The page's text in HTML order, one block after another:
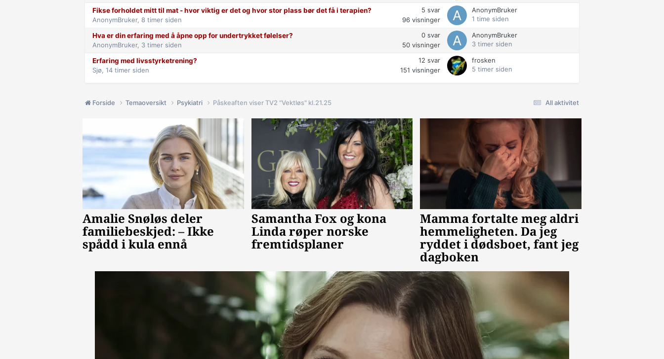
Fikse forholdet mitt til mat - hvor viktig er det og hvor stor plass bør det få i terapien?
AnonymBruker, 8 timer siden
5 svar
96 visninger
AnonymBruker
1 time siden
Hva er din erfaring med å åpne opp for undertrykket følelser?
AnonymBruker, 3 timer siden
0 svar
50 visninger
AnonymBruker
3 timer siden
Erfaring med livsstyrketrening?
Sjø, 14 timer siden
12 svar
151 visninger
frosken
5 timer siden
All aktivitet
Forside Temaoversikt Psykiatri Påskeaften viser TV2 "Vektløs" kl.21.25